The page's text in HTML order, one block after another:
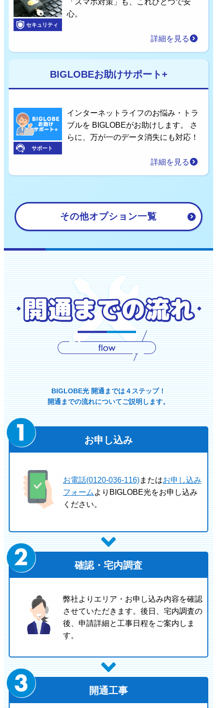
セキュリティ
「スマホ対策」も、これひとつで安
心。
詳細を見る
サポート
BIGLOBEお助けサポート+
インターネットライフのお悩み・トラ
ブルを BIGLOBEがお助けします。 さ
らに、万が一のデータ消失にも対応！
詳細を見る
その他オプション一覧
BIGLOBE光 開通までは４ステップ！
開通までの流れについてご説明します。
お申し込み
お電話(0120-036-116)またはお申し込み
フォーム よりBIGLOBE光をお申し込み
ください。
確認・宅内調査
弊社よりエリア・お申し込み内容を確認
させていただきます。後日、宅内調査の
後、申請詳細と工事日程をご案内しま
す。
開通工事